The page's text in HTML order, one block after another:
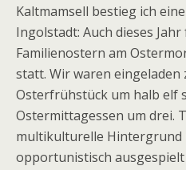
Kaltmamsell bestieg ich
Ingolstadt: Auch dieses
Familienostern am
statt. Wir waren eingeladen
Osterfrühstück um halb elf
Ostermittagessen um drei.
multikulturelle Hintergrund
opportunistisch ausgespielt